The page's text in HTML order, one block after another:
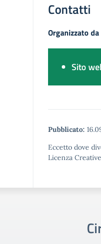
Contatti
Organizzato da
Sito
Pubblicato:
Eccetto dove
Licenza